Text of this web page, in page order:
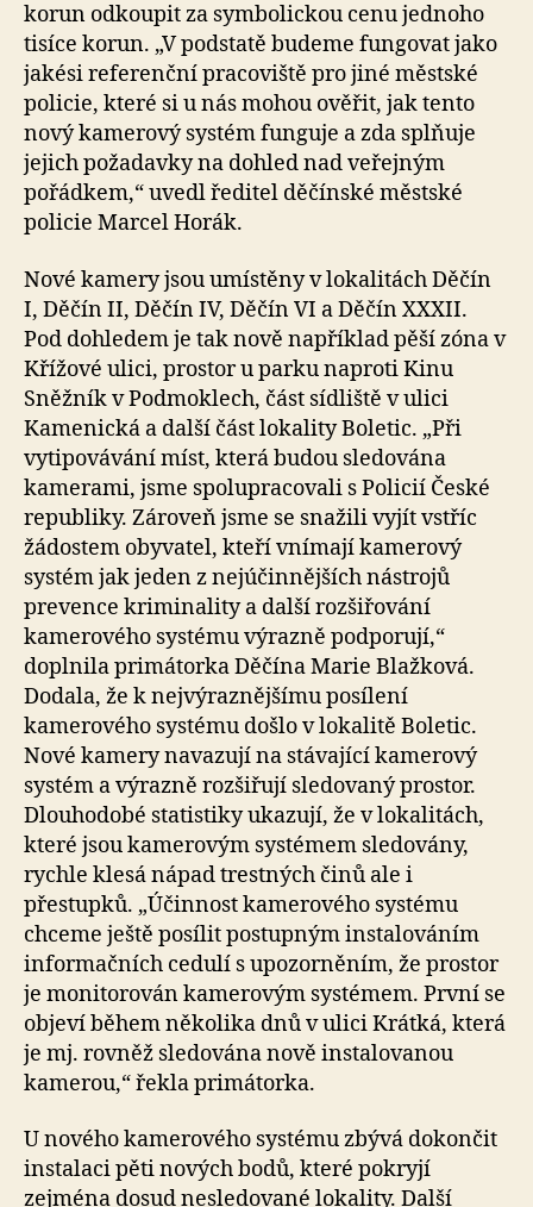
korun odkoupit za symbolickou cenu jednoho
tisíce korun. „V podstatě budeme fungovat jako
jakési referenční pracoviště pro jiné městské
policie, které si u nás mohou ověřit, jak tento
nový kamerový systém funguje a zda splňuje
jejich požadavky na dohled nad veřejným
pořádkem,“ uvedl ředitel děčínské městské
policie Marcel Horák.
Nové kamery jsou umístěny v lokalitách Děčín
I, Děčín II, Děčín IV, Děčín VI a Děčín XXXII.
Pod dohledem je tak nově například pěší zóna v
Křížové ulici, prostor u parku naproti Kinu
Sněžník v Podmoklech, část sídliště v ulici
Kamenická a další část lokality Boletic. „Při
vytipovávání míst, která budou sledována
kamerami, jsme spolupracovali s Policií České
republiky. Zároveň jsme se snažili vyjít vstříc
žádostem obyvatel, kteří vnímají kamerový
systém jak jeden z nejúčinnějších nástrojů
prevence kriminality a další rozšiřování
kamerového systému výrazně podporují,“
doplnila primátorka Děčína Marie Blažková.
Dodala, že k nejvýraznějšímu posílení
kamerového systému došlo v lokalitě Boletic.
Nové kamery navazují na stávající kamerový
systém a výrazně rozšiřují sledovaný prostor.
Dlouhodobé statistiky ukazují, že v lokalitách,
které jsou kamerovým systémem sledovány,
rychle klesá nápad trestných činů ale i
přestupků. „Účinnost kamerového systému
chceme ještě posílit postupným instalováním
informačních cedulí s upozorněním, že prostor
je monitorován kamerovým systémem. První se
objeví během několika dnů v ulici Krátká, která
je mj. rovněž sledována nově instalovanou
kamerou,“ řekla primátorka.
U nového kamerového systému zbývá dokončit
instalaci pěti nových bodů, které pokryjí
zejména dosud nesledované lokality. Další